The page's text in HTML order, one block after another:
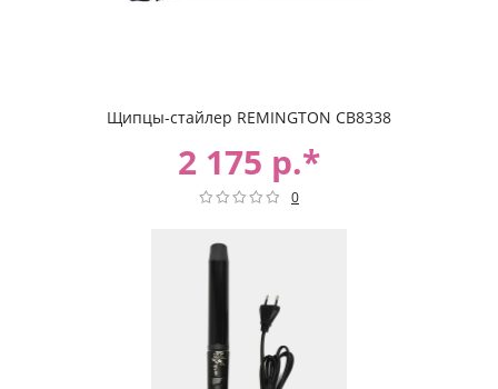
Щипцы-стайлер REMINGTON CB8338
2 175 р.*
0